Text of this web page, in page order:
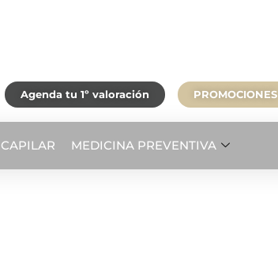
Agenda tu 1º valoración PROMOCIONES
CAPILAR MEDICINA PREVENTIVA